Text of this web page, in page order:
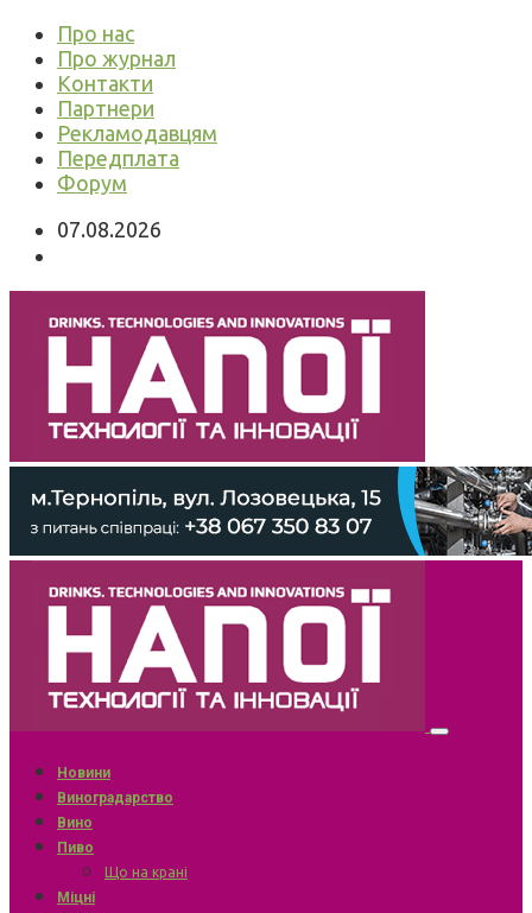
Про нас
Про журнал
Контакти
Партнери
Рекламодавцям
Передплата
Форум
07.08.2026
Новини
Виноградарство
Вино
Пиво
Що на крані
Міцні